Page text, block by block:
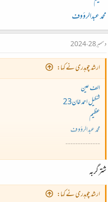
محمد عبدالرؤوف
دسمبر 28، 2024
ارشد چوہدری نے کہا:
الف عین
شکیل احمد خان23
عظیم
محمد عبدالرؤوف
--------------
ہم رسمِ وفا تم سے نبھائیں گے ہمیشہ
سینے سے ترے غم کو لگاائیں گے ہمیشہ
-----------
شترگربہ
ارشد چوہدری نے کہا: